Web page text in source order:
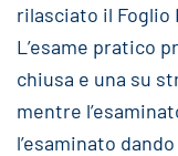
rilasciato il Foglio
L’esame pratico
chiusa e una su
mentre
l’esaminato